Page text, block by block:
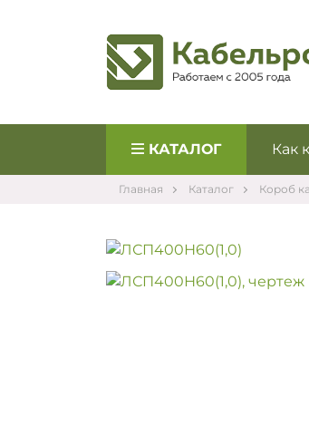
КАТАЛОГ Как
Главная Каталог Короб